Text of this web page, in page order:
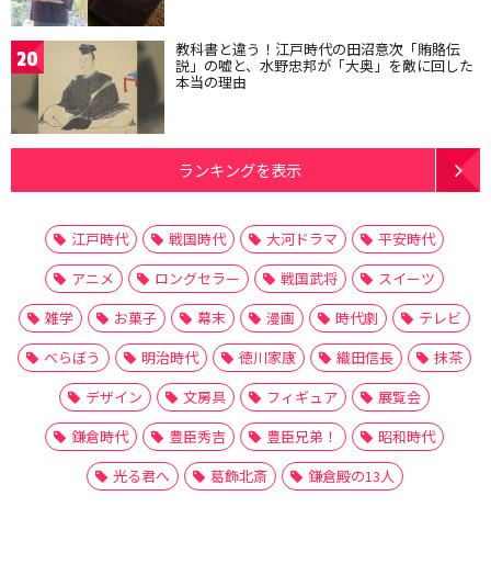
20 教科書と違う！江戸時代の田沼意次「賄賂伝
説」の嘘と、水野忠邦が「大奥」を敵に回した
本当の理由
ランキングを表示
江戸時代 戦国時代 大河ドラマ
平安時代
アニメ
ロングセラー 戦国武将
スイーツ
雑学
お菓子 幕末 漫画 時代劇
テレビ
べらぼう
明治時代 徳川家康 織田信長
抹茶
デザイン
文房具 フィギュア
展覧会
鎌倉時代
豊臣秀吉 豊臣兄弟！
昭和時代
光る君へ
葛飾北斎 鎌倉殿の13人